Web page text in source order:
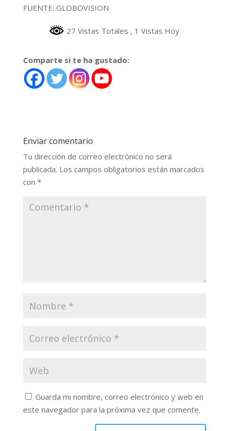
FUENTE: GLOBOVISION
27 Vistas Totales , 1 Vistas Hoy
Comparte si te ha gustado:
Enviar comentario
Tu dirección de correo electrónico no será
publicada. Los campos obligatorios están marcados
con *
Guarda mi nombre, correo electrónico y web en
este navegador para la próxima vez que comente.